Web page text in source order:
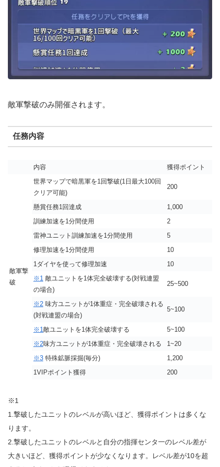
敵軍撃破のみ開催されます。
任務内容
内容 獲得ポイント
敵軍撃
破
世界マップで暗黒軍を1回撃破(1日最大100回
クリア可能)
200
懸賞任務1回達成
1,000
訓練加速を1分間使用
2
雷神ユニット訓練加速を1分間使用
5
修理加速を1分間使用
10
1ダイヤを使って修理加速
10
※1 敵ユニットを1体完全破壊する(対戦連盟
の場合)
25~500
※2 味方ユニットが1体重症・完全破壊される
(対戦連盟の場合)
5~100
※1 敵ユニットを1体完全破壊する
5~100
※2味方ユニットが1体重症・完全破壊される
1~20
※3 特殊鉱脈採掘(毎分)
1,200
1VIPポイント獲得
200
※1
1.撃破したユニットのレベルが高いほど、獲得ポイントは多くな
ります。
2.撃破したユニットのレベルと自分の指揮センタ一のレベル差が
大きいほど、獲得ポイントが少なくなります。レベル差が10を超